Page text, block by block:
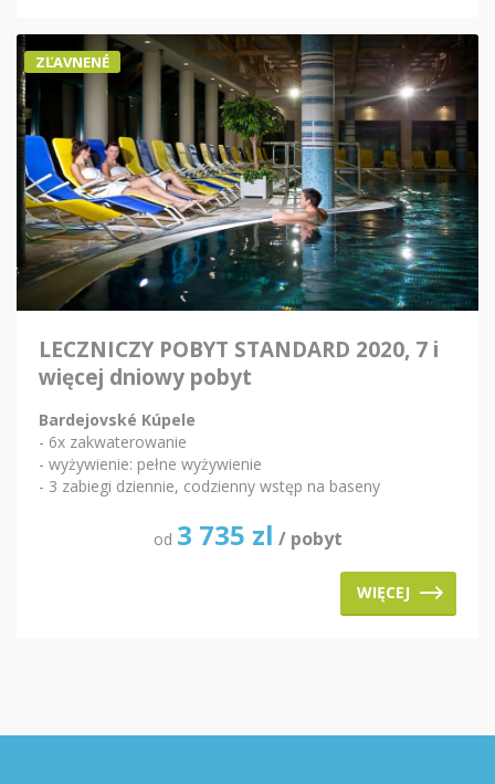
ZĽAVNENÉ
LECZNICZY POBYT STANDARD 2020, 7 i
więcej dniowy pobyt
Bardejovské Kúpele
- 6x zakwaterowanie
- wyżywienie: pełne wyżywienie
- 3 zabiegi dziennie, codzienny wstęp na baseny
od 3 735 zl / pobyt
WIĘCEJ